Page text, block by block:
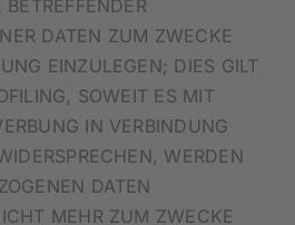
DATEN ZUM ZWECKE
EINZULEGEN; DIES GILT
SOWEIT ES MIT
IN VERBINDUNG
WERDEN
DATEN
MEHR ZUM ZWECKE